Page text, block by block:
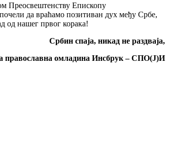
Преосвештенству Епископу
да враћамо позитиван дух међу Србе,
од нашег првог корака!
Србин спаја, никад не раздваја,
православна омладина Инсбрук – СПО(Ј)И